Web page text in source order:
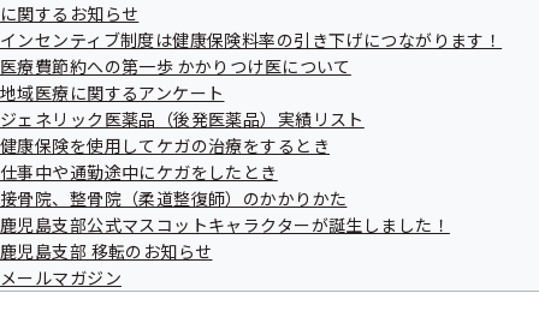
に関するお知らせ
インセンティブ制度は健康保険料率の引き下げにつながります！
医療費節約への第一歩 かかりつけ医について
地域医療に関するアンケート
ジェネリック医薬品（後発医薬品）実績リスト
健康保険を使用してケガの治療をするとき
仕事中や通勤途中にケガをしたとき
接骨院、整骨院（柔道整復師）のかかりかた
鹿児島支部公式マスコットキャラクターが誕生しました！
鹿児島支部 移転のお知らせ
メールマガジン
資格情報のお知らせ（資格確認書）お
よび限度額適用認定証等の交付に関す
るお知らせ
インセンティブ制度は健康保険料率の
引き下げにつながります！